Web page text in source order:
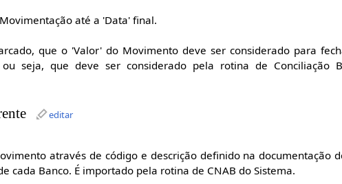
até a 'Data' final.
que o 'Valor' do Movimento deve ser considerado para
seja, que deve ser considerado pela rotina de Conciliação
editar
através de código e descrição definido na documentação
cada Banco. É importado pela rotina de CNAB do Sistema.